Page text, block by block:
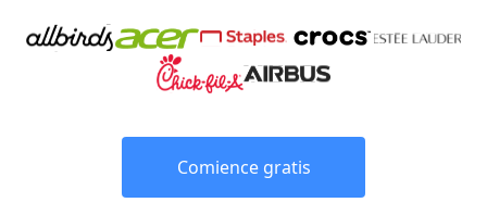
Comience gratis